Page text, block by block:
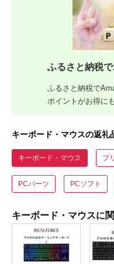
ふるさと納税
ふるさと納税で
ポイントがお得に
キーボード・マウスの返礼
キーボード・マウス プ
PCパーツ PCソフト
キーボード・マウスに